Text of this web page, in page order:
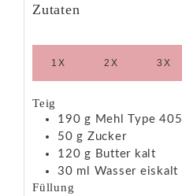
Zutaten
1X 2X 3X
Teig
190 g Mehl
Type 405
50 g Zucker
120 g Butter kalt
30 ml Wasser eiskalt
Füllung